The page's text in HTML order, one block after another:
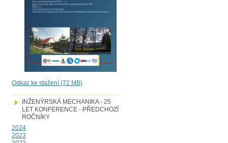
Odkaz ke stažení (72 MB)
INŽENÝRSKÁ MECHANIKA - 25
LET KONFERENCE - PŘEDCHOZÍ
ROČNÍKY
2024
2023